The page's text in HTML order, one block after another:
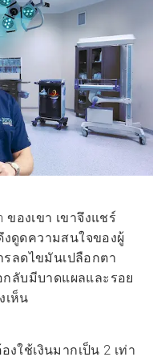
องเขา เขาจึงแชร์
ดูดความสนใจของผู้
รลดไขมันเปลือกตา
กลับมีบาดแผลและรอย
เห็น
ใช้เงินมากเป็น 2 เท่า